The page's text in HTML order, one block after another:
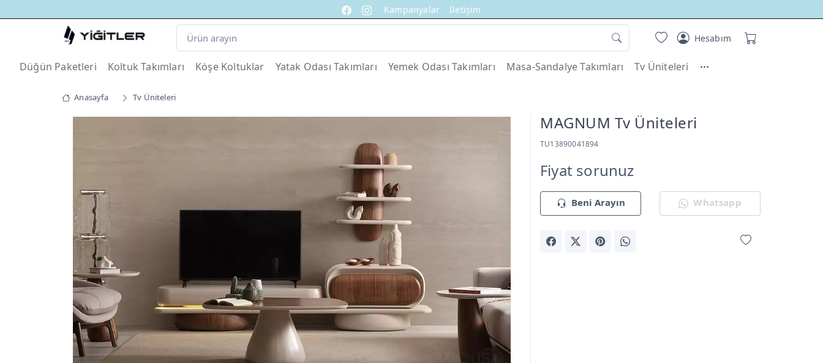
Kampanyalar İletişim
Hesabım
Düğün Paketleri Koltuk Takımları Köşe Koltuklar Yatak Odası Takımları Yemek Odası Takımları Masa-Sandalye Takımları Tv Üniteleri
Anasayfa Tv Üniteleri
MAGNUM Tv Üniteleri
TU13890041894
Fiyat sorunuz
Beni Arayın Whatsapp